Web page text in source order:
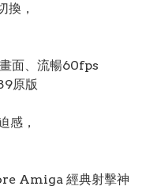
換，
面、流暢60fps
原版
感，
Amiga 經典射擊神